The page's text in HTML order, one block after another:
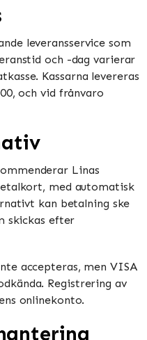
leveransservice som
och -dag varierar
Kassarna levereras
och vid frånvaro
Linas
med automatisk
kan betalning ske
skickas efter
accepteras, men VISA
Registrering av
onlinekonto.